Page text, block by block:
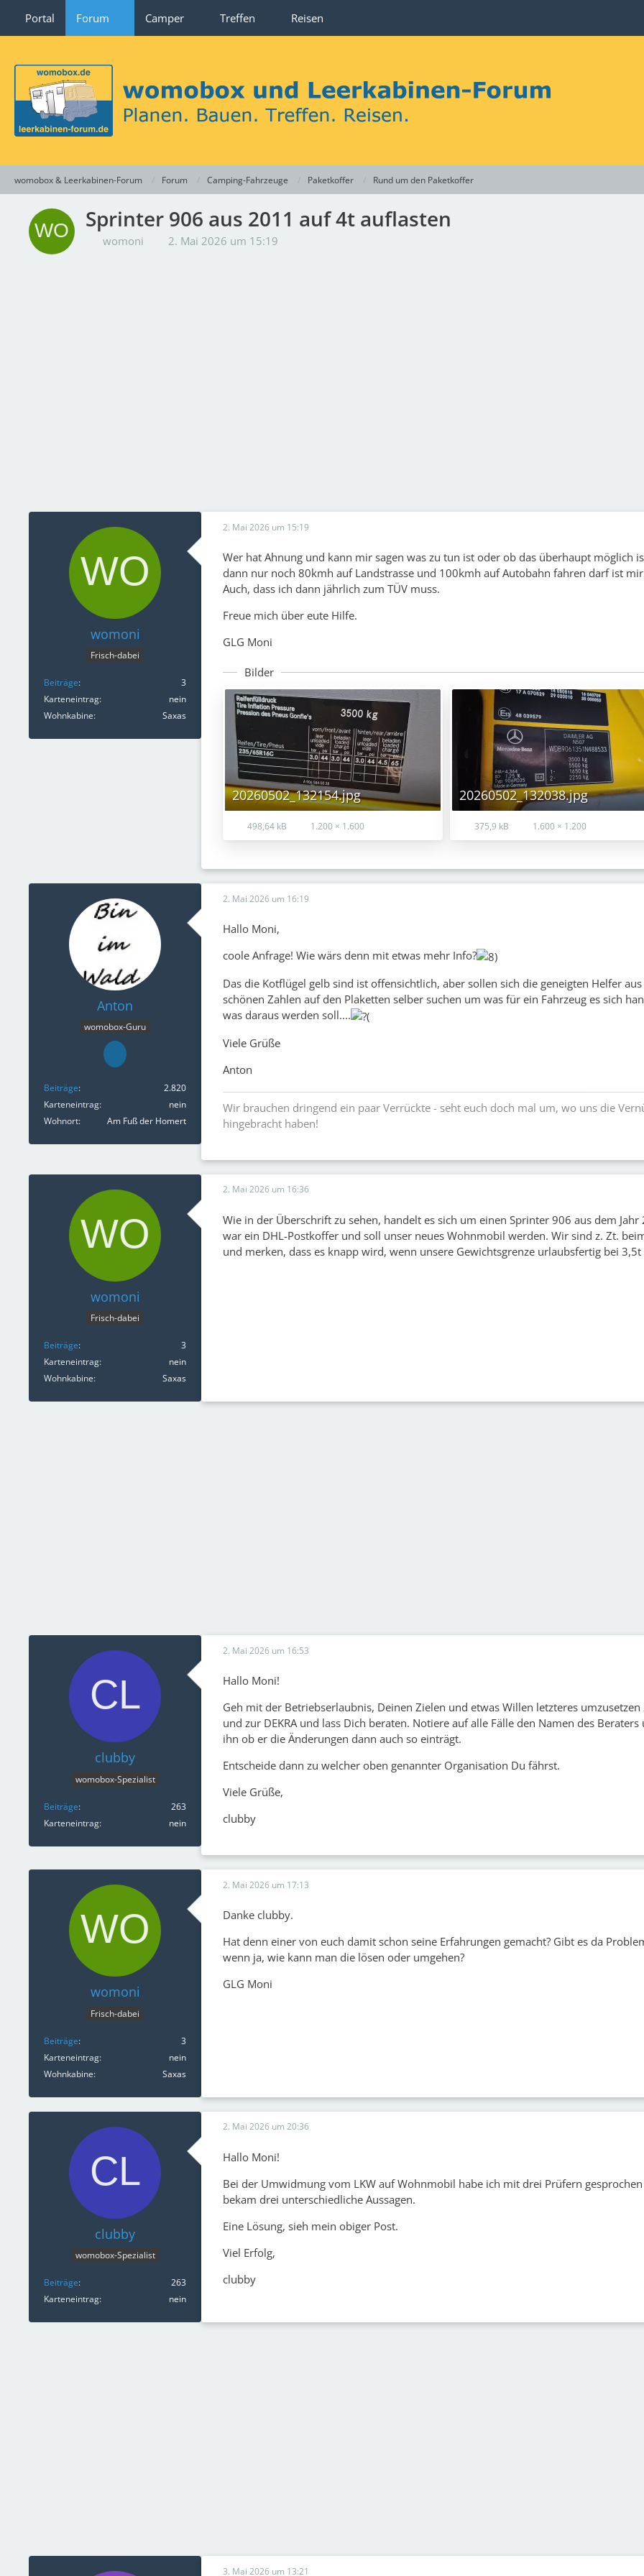
Portal Forum Camper Treffen Reisen
womobox & Leerkabinen-Forum Forum Camping-Fahrzeuge Paketkoffer Rund um den Paketkoffer
Sprinter 906 aus 2011 auf 4t auflasten
womoni 2. Mai 2026 um 15:19
womoni
Frisch-dabei
Beiträge
3
Karteneintrag
nein
Wohnkabine
Saxas
2. Mai 2026 um 15:19
Wer hat Ahnung und kann mir sagen was zu tun ist oder ob das überhaupt möglich
dann nur noch 80kmh auf Landstrasse und 100kmh auf Autobahn fahren darf ist
Auch, dass ich dann jährlich zum TÜV muss.
Freue mich über eute Hilfe.
GLG Moni
Bilder
20260502_132154.jpg
498,64 kB 1.200 × 1.600
20260502_132038.jpg
375,9 kB 1.600 × 1.200
Anton
womobox-Guru
Beiträge
2.820
Karteneintrag
nein
Wohnort
Am Fuß der Homert
2. Mai 2026 um 16:19
Hallo Moni,
coole Anfrage! Wie wärs denn mit etwas mehr Info?
Das die Kotflügel gelb sind ist offensichtlich, aber sollen sich die geneigten Helfer
schönen Zahlen auf den Plaketten selber suchen um was für ein Fahrzeug es sich
was daraus werden soll....
Viele Grüße
Anton
Wir brauchen dringend ein paar Verrückte - seht euch doch mal um, wo uns die
hingebracht haben!
womoni
Frisch-dabei
Beiträge
3
Karteneintrag
nein
Wohnkabine
Saxas
2. Mai 2026 um 16:36
Wie in der Überschrift zu sehen, handelt es sich um einen Sprinter 906 aus dem Jahr
war ein DHL-Postkoffer und soll unser neues Wohnmobil werden. Wir sind z. Zt.
und merken, dass es knapp wird, wenn unsere Gewichtsgrenze urlaubsfertig bei
clubby
womobox-Spezialist
Beiträge
263
Karteneintrag
nein
2. Mai 2026 um 16:53
Hallo Moni!
Geh mit der Betriebserlaubnis, Deinen Zielen und etwas Willen letzteres umzusetzen
und zur DEKRA und lass Dich beraten. Notiere auf alle Fälle den Namen des Beraters
ihn ob er die Änderungen dann auch so einträgt.
Entscheide dann zu welcher oben genannter Organisation Du fährst.
Viele Grüße,
clubby
womoni
Frisch-dabei
Beiträge
3
Karteneintrag
nein
Wohnkabine
Saxas
2. Mai 2026 um 17:13
Danke clubby.
Hat denn einer von euch damit schon seine Erfahrungen gemacht? Gibt es da
wenn ja, wie kann man die lösen oder umgehen?
GLG Moni
clubby
womobox-Spezialist
Beiträge
263
Karteneintrag
nein
2. Mai 2026 um 20:36
Hallo Moni!
Bei der Umwidmung vom LKW auf Wohnmobil habe ich mit drei Prüfern
bekam drei unterschiedliche Aussagen.
Eine Lösung, sieh mein obiger Post.
Viel Erfolg,
clubby
3. Mai 2026 um 13:21